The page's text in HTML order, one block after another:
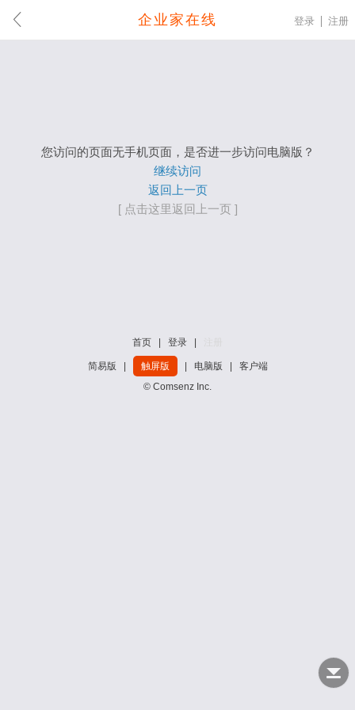
企业家在线 登录 注册
您访问的页面无手机页面，是否进一步访问电脑版？
继续访问
返回上一页
[ 点击这里返回上一页 ]
首页 登录
简易版 触屏版 电脑版
客户端
© Comsenz Inc.